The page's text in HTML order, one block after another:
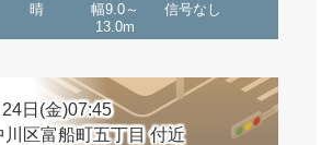
晴
幅9.0～
13.0m
信号なし
日(金)07:45
川区富船町五丁目 付近